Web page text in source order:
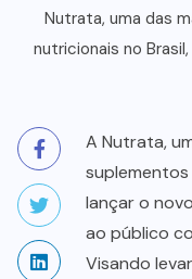
Nutrata, uma das
nutricionais no
A Nutrata,
lançar o novo
ao público
Visando